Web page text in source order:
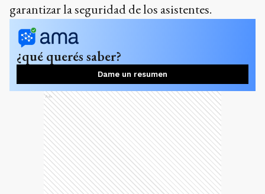
garantizar la seguridad de los asistentes.
¿qué querés saber?
Dame un resumen
Ads